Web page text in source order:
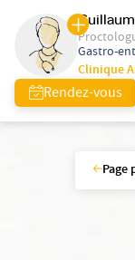
Gastro-
Clinique
Rendez-vous
Page